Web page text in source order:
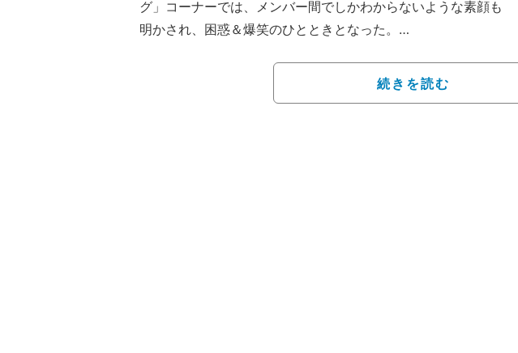
グ」コーナーでは、メンバー間でしかわからないような素顔も
明かされ、困惑＆爆笑のひとときとなった。
「LDH PERFECT YEAR 2020」と「ABEMA」が共同で展開し
ていく、コラボレーションプロジェクトのひとつ。メインMC
続きを読む